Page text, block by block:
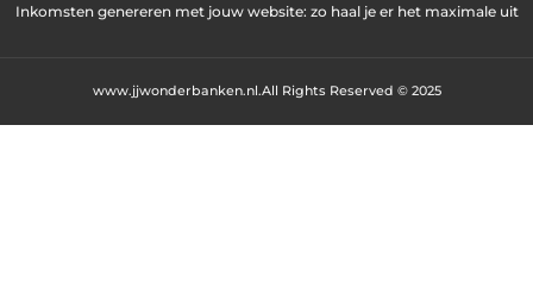
Inkomsten genereren met jouw website: zo haal je er het maximale uit
All Rights Reserved © 2025
www.jjwonderbanken.nl.